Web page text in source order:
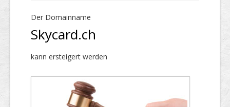
Der Domainname
Skycard.ch
kann ersteigert werden